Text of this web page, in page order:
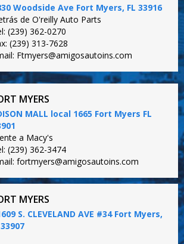
Woodside Ave Fort Myers, FL 33916
de O'reilly Auto Parts
(239) 362-0270
(239) 313-7628
Ftmyers@amigosautoins.com
MYERS
MALL local 1665 Fort Myers FL
a Macy's
(239) 362-3474
fortmyers@amigosautoins.com
MYERS
S. CLEVELAND AVE #34 Fort Myers,